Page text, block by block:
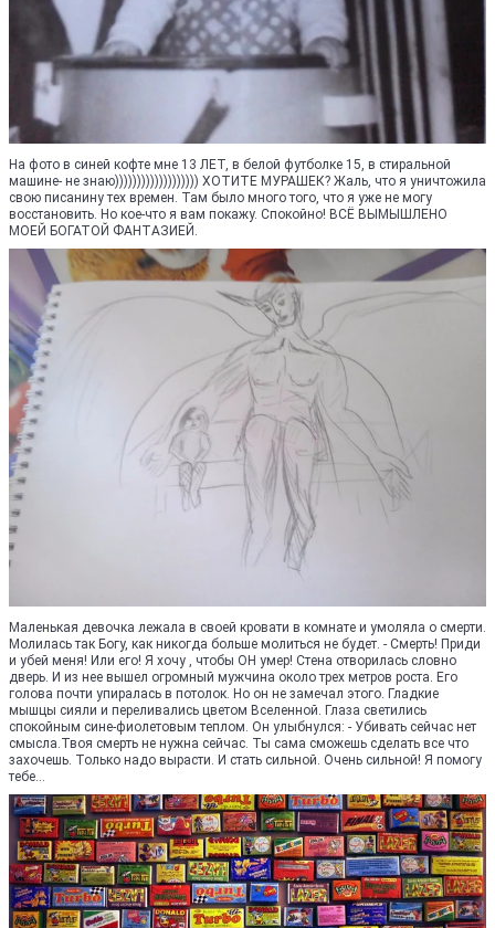
На фото в синей кофте мне 13 ЛЕТ, в белой футболке 15, в стиральной
машине- не знаю))))))))))))))))))) ХОТИТЕ МУРАШЕК? Жаль, что я уничтожила
свою писанину тех времен. Там было много того, что я уже не могу
восстановить. Но кое-что я вам покажу. Спокойно! ВСЁ ВЫМЫШЛЕНО
МОЕЙ БОГАТОЙ ФАНТАЗИЕЙ.
Маленькая девочка лежала в своей кровати в комнате и умоляла о смерти.
Молилась так Богу, как никогда больше молиться не будет. - Смерть! Приди
и убей меня! Или его! Я хочу , чтобы ОН умер! Стена отворилась словно
дверь. И из нее вышел огромный мужчина около трех метров роста. Его
голова почти упиралась в потолок. Но он не замечал этого. Гладкие
мышцы сияли и переливались цветом Вселенной. Глаза светились
спокойным сине-фиолетовым теплом. Он улыбнулся: - Убивать сейчас нет
смысла.Твоя смерть не нужна сейчас. Ты сама сможешь сделать все что
захочешь. Только надо вырасти. И стать сильной. Очень сильной! Я помогу
тебе...